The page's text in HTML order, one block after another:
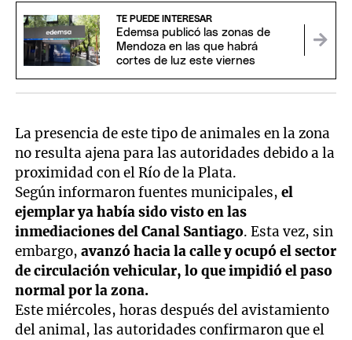
TE PUEDE INTERESAR
Edemsa publicó las zonas de
Mendoza en las que habrá
cortes de luz este viernes
La presencia de este tipo de animales en la zona
no resulta ajena para las autoridades debido a la
proximidad con el Río de la Plata.
Según informaron fuentes municipales,el
ejemplar ya había sido visto en las
inmediaciones del Canal Santiago. Esta vez, sin
embargo,avanzó hacia la calle y ocupó el sector
de circulación vehicular, lo que impidió el paso
normal por la zona.
Este miércoles, horas después del avistamiento
del animal, las autoridades confirmaron que el